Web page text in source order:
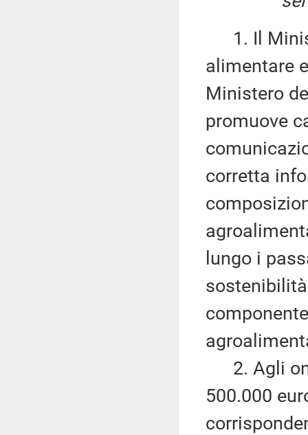
1. Il
alimentare
Ministero
promuove
corretta
lungo i
2. Agli
500.000